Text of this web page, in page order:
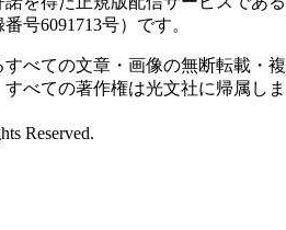
号6091713号）です。
べての文章・画像の無断転載・複
べての著作権は光文社に帰属しま
Reserved.